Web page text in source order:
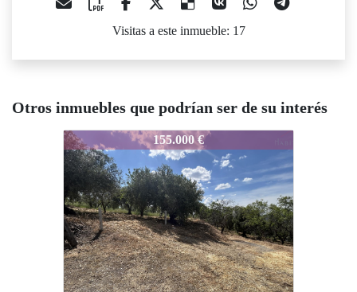
Visitas a este inmueble: 17
Otros inmuebles que podrían ser de su interés
1184-1184
155.000 €